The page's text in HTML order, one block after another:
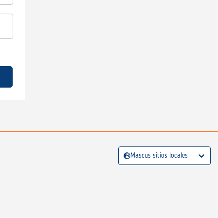
Mascus sitios locales